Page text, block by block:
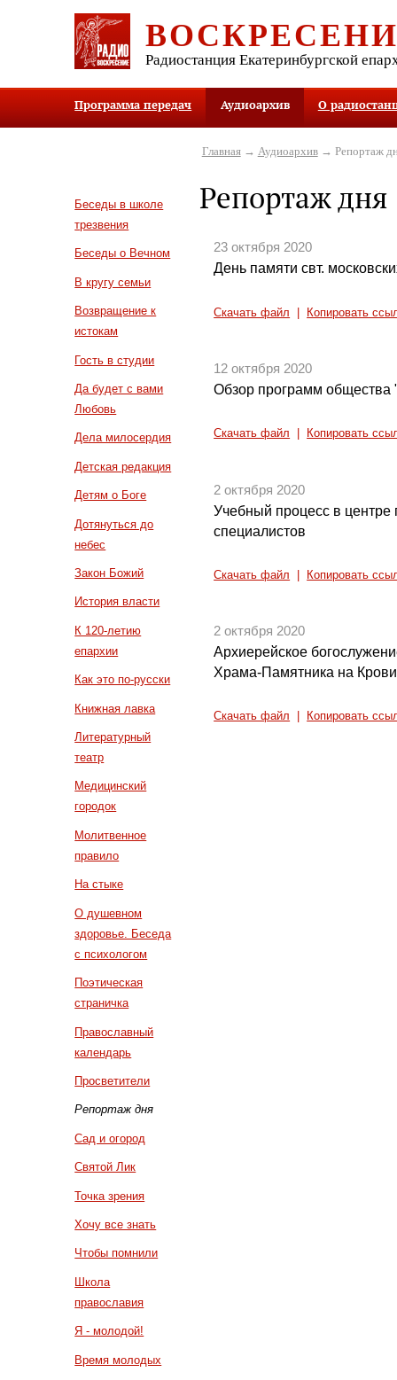
Радиостанция Екатеринбургской
Программа передач Аудиоархив О
Беседы в школе
трезвения
Беседы о Вечном
В кругу семьи
Возвращение к
истокам
Гость в студии
Да будет с вами
Любовь
Дела милосердия
Детская редакция
Детям о Боге
Дотянуться до
небес
Закон Божий
История власти
К 120-летию
епархии
Как это по-русски
Книжная лавка
Литературный
театр
Медицинский
городок
Молитвенное
правило
На стыке
О душевном
здоровье. Беседа
с психологом
Поэтическая
страничка
Православный
календарь
Просветители
Репортаж дня
Сад и огород
Святой Лик
Точка зрения
Хочу все знать
Чтобы помнили
Школа
православия
Я - молодой!
Время молодых
Главная→ Аудиоархив→ Репортаж
Репортаж дня
23 октября 2020
День памяти свт.
Скачать файл Копировать
12 октября 2020
Обзор программ общества
Скачать файл Копировать
2 октября 2020
Учебный процесс в центре
специалистов
Скачать файл Копировать
2 октября 2020
Архиерейское
Храма-Памятника на Крови
Скачать файл Копировать